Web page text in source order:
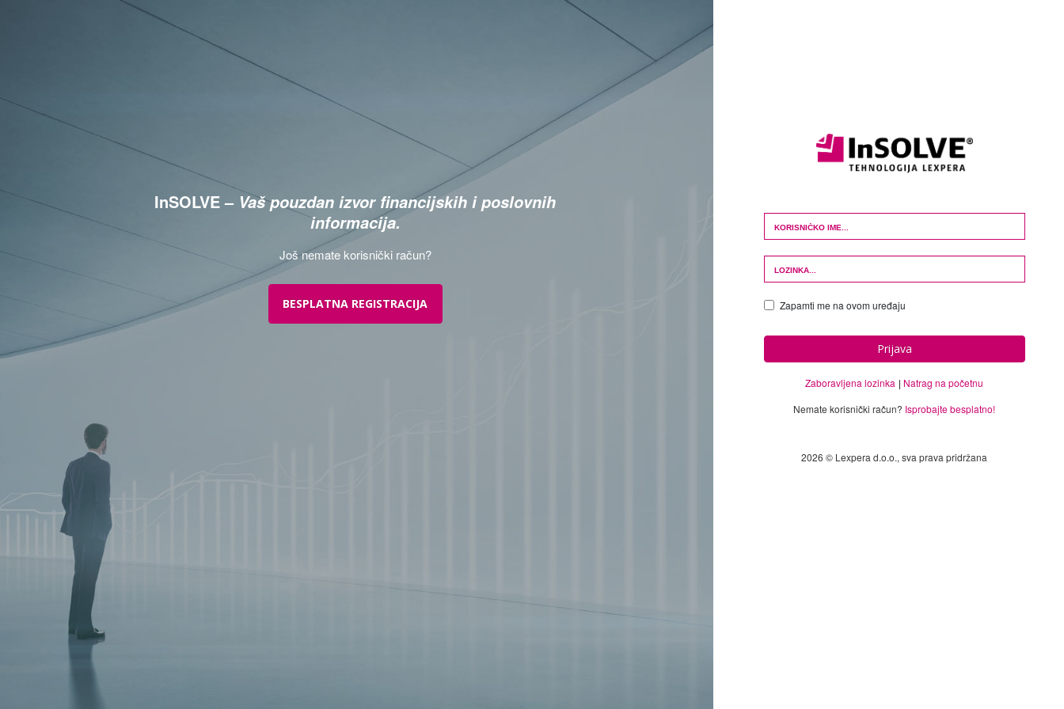
InSOLVE – Vaš pouzdan izvor financijskih i poslovnih
informacija.
Još nemate korisnički račun?
BESPLATNA REGISTRACIJA
Login Form
Zapamti me na ovom uređaju
Prijava
Zaboravljena lozinka
Natrag na početnu
Nemate korisnički račun? Isprobajte besplatno!
2026 © Lexpera d.o.o., sva prava pridržana